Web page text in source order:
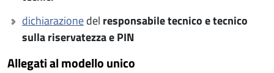
dichiarazionedel responsabile tecnico e tecnico
sulla riservatezza e PIN
Allegati al modello unico